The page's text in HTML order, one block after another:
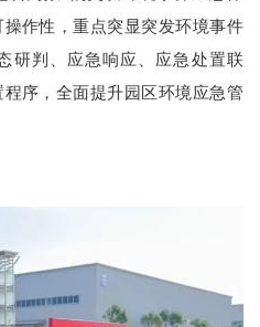
作性，重点突显突发环境事件
研判、应急响应、应急处置联
序，全面提升园区环境应急管